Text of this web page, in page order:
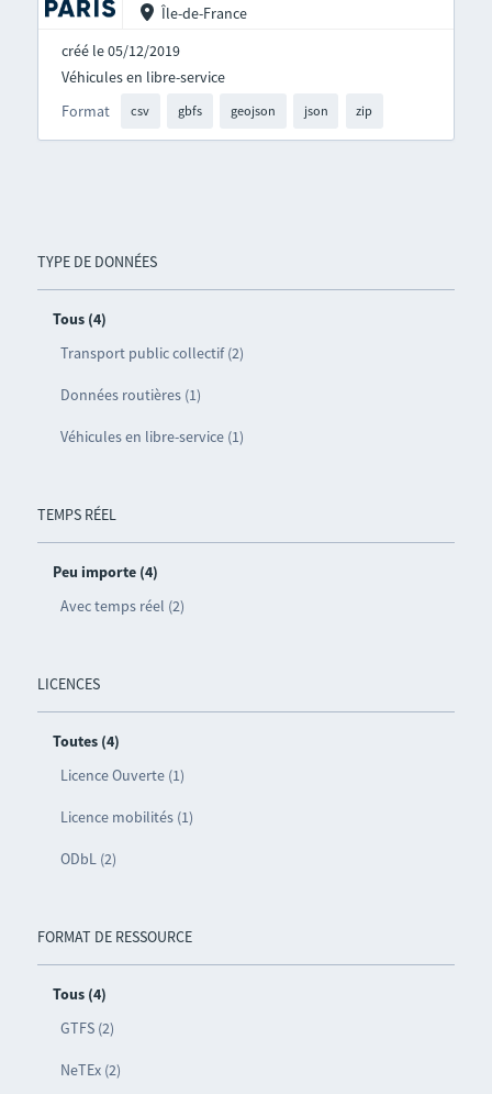
TYPE DE DONNÉES
Tous (4)
Transport public collectif (2)
Données routières (1)
Véhicules en libre-service (1)
TEMPS RÉEL
Peu importe (4)
Avec temps réel (2)
LICENCES
Toutes (4)
Licence Ouverte (1)
Licence mobilités (1)
ODbL (2)
FORMAT DE RESSOURCE
Tous (4)
GTFS (2)
NeTEx (2)
Île-de-France
créé le 05/12/2019
Format csv gbfs geojson json zip
Véhicules en libre-service